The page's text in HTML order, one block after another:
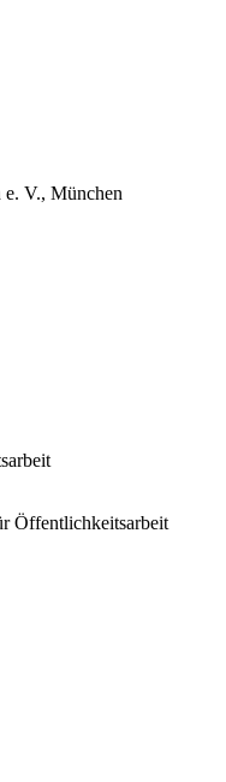
V., München
Öffentlichkeitsarbeit